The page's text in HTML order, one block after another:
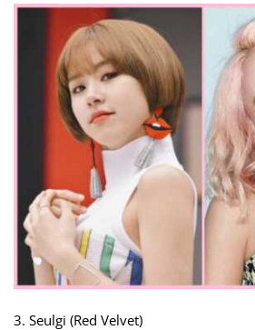
3. Seulgi (Red Velvet)